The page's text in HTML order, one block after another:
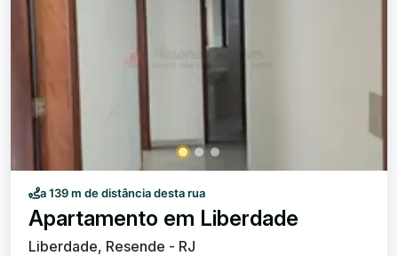
a 139 m de distância desta rua
Apartamento em Liberdade
Liberdade, Resende - RJ